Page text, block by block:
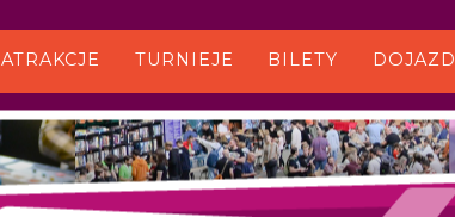
ATRAKCJE TURNIEJE BILETY DOJAZD